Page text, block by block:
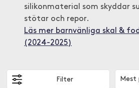
silikonmaterial som skyddar
stötar och repor.
Läs mer barnvänliga skal &
(2024-2025)
Filter